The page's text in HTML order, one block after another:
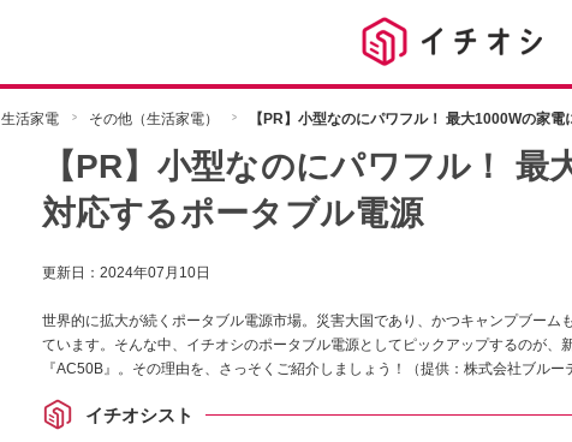
生活家電 その他（生活家電） 【PR】小型なのにパワフル！ 最大1000Wの家
【PR】小型なのにパワフル！ 最
対応するポータブル電源
更新日： 2024年07月10日
世界的に拡大が続くポータブル電源市場。災害大国であり、かつキャンプブーム
ています。そんな中、イチオシのポータブル電源としてピックアップするのが、
『AC50B』。その理由を、さっそくご紹介しましょう！（提供：株式会社ブルー
イチオシスト